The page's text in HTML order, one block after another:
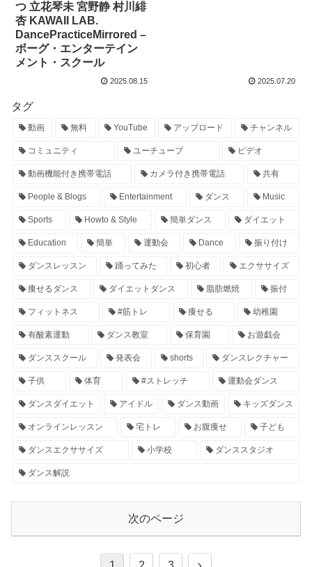
つ 立花琴未 宮野静 村川緋
杏 KAWAII LAB.
DancePracticeMirrored –
ボーグ・エンターテイン
メント・スクール
2025.08.15 2025.07.20
タグ
動画 無料 YouTube アップロード チャンネル
コミュニティ ユーチューブ ビデオ
動画機能付き携帯電話 カメラ付き携帯電話 共有
People & Blogs Entertainment ダンス Music
Sports Howto & Style 簡単ダンス ダイエット
Education 簡単 運動会 Dance 振り付け
ダンスレッスン 踊ってみた 初心者 エクササイズ
痩せるダンス ダイエットダンス 脂肪燃焼 振付
フィットネス #筋トレ 痩せる 幼稚園
有酸素運動 ダンス教室 保育園 お遊戯会
ダンススクール 発表会 shorts ダンスレクチャー
子供 体育 #ストレッチ 運動会ダンス
ダンスダイエット アイドル ダンス動画 キッズダンス
オンラインレッスン 宅トレ お腹痩せ 子ども
ダンスエクササイズ 小学校 ダンススタジオ
ダンス解説
次のページ